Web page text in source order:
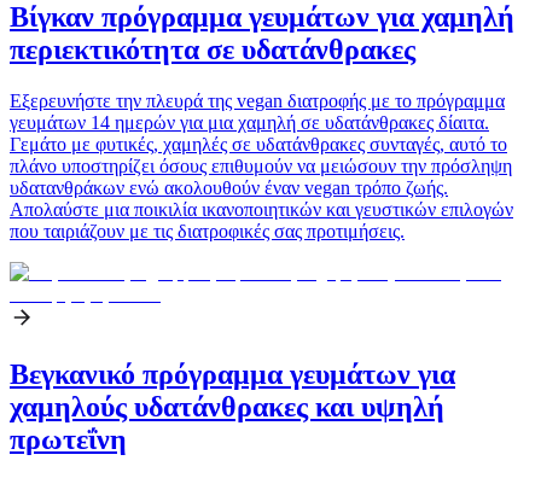
Βίγκαν πρόγραμμα γευμάτων για χαμηλή
περιεκτικότητα σε υδατάνθρακες
Εξερευνήστε την πλευρά της vegan διατροφής με το πρόγραμμα
γευμάτων 14 ημερών για μια χαμηλή σε υδατάνθρακες δίαιτα.
Γεμάτο με φυτικές, χαμηλές σε υδατάνθρακες συνταγές, αυτό το
πλάνο υποστηρίζει όσους επιθυμούν να μειώσουν την πρόσληψη
υδατανθράκων ενώ ακολουθούν έναν vegan τρόπο ζωής.
Απολαύστε μια ποικιλία ικανοποιητικών και γευστικών επιλογών
που ταιριάζουν με τις διατροφικές σας προτιμήσεις.
Βεγκανικό πρόγραμμα γευμάτων για
χαμηλούς υδατάνθρακες και υψηλή
πρωτεΐνη